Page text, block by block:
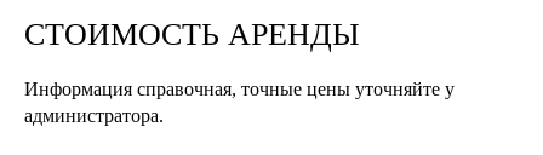
СТОИМОСТЬ АРЕНДЫ
Информация справочная, точные цены уточняйте у
администратора.